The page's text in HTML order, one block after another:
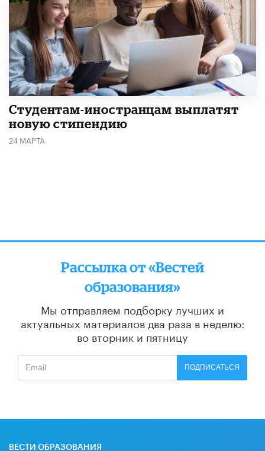
Студентам-иностранцам выплатят
новую стипендию
24 МАРТА
Рассылка от «Вестей
образования»
Мы отправляем подборку лучших и
актуальных материалов два раза в неделю:
во вторник и пятницу
ПОДПИСАТЬСЯ
ВЕСТИ ОБРАЗОВАНИЯ